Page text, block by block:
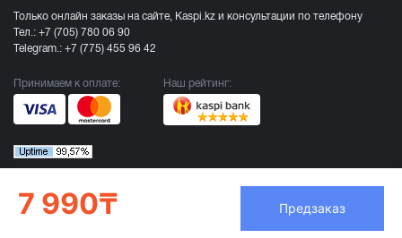
7 990₸ Предзаказ
Только онлайн заказы на сайте, Kaspi.kz и консультации по телефону
Тел.: +7 (705) 780 06 90
Telegram.: +7 (775) 455 96 42
Принимаем к оплате: Наш рейтинг:
Продавец ТОО «Компания Эврика», БИН 120140015907